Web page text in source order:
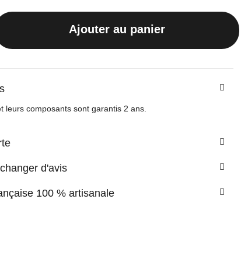
Ajouter au panier
leurs composants sont garantis 2 ans.
d'avis
100 % artisanale